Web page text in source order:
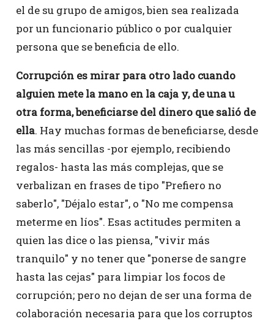
el de su grupo de amigos, bien sea realizada
por un funcionario público o por cualquier
persona que se beneficia de ello.
Corrupción es mirar para otro lado cuando
alguien mete la mano en la caja y, de una u
otra forma, beneficiarse del dinero que salió de
ella. Hay muchas formas de beneficiarse, desde
las más sencillas -por ejemplo, recibiendo
regalos- hasta las más complejas, que se
verbalizan en frases de tipo "Prefiero no
saberlo", "Déjalo estar", o "No me compensa
meterme en líos". Esas actitudes permiten a
quien las dice o las piensa, "vivir más
tranquilo" y no tener que "ponerse de sangre
hasta las cejas" para limpiar los focos de
corrupción; pero no dejan de ser una forma de
colaboración necesaria para que los corruptos